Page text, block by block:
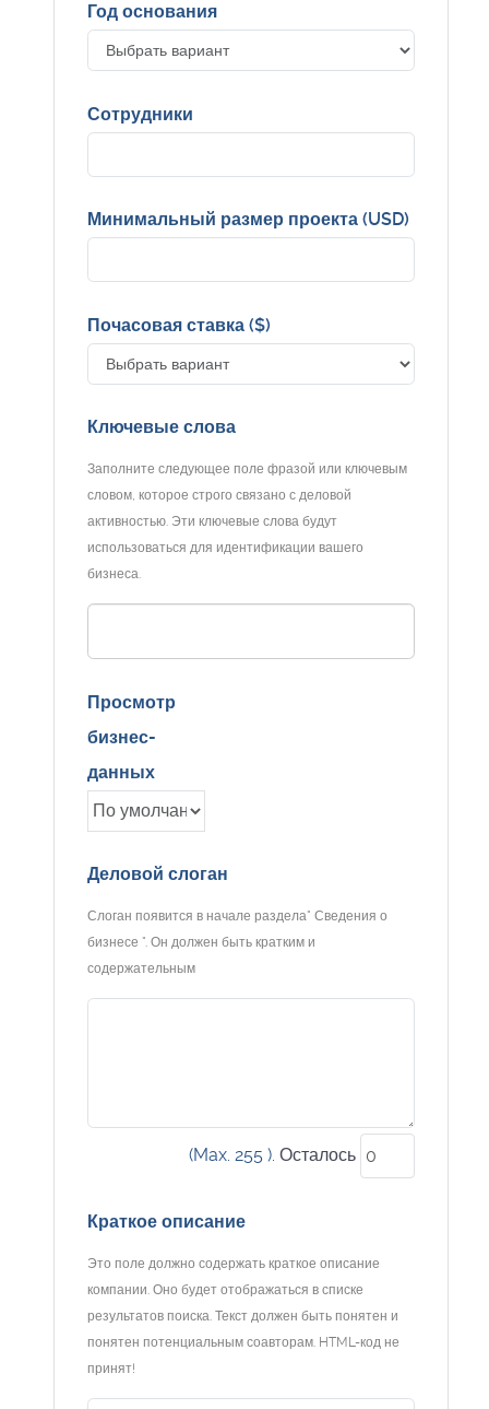
Год основания
Сотрудники
Минимальный размер проекта (USD)
Почасовая ставка ($)
Ключевые слова
Заполните следующее поле фразой или ключевым
словом, которое строго связано с деловой
активностью. Эти ключевые слова будут
использоваться для идентификации вашего
бизнеса.
Просмотр
бизнес-
данных
Деловой слоган
Слоган появится в начале раздела" Сведения о
бизнесе ". Он должен быть кратким и
содержательным
(Max. 255 ). Осталось
Краткое описание
Это поле должно содержать краткое описание
компании. Оно будет отображаться в списке
результатов поиска. Текст должен быть понятен и
понятен потенциальным соавторам. HTML-код не
принят!